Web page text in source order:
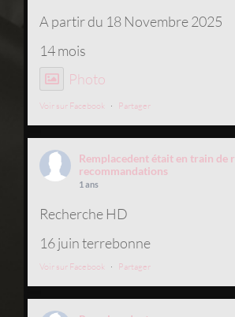
A partir du 18 Novembre 2025
14 mois
Photo
Voir sur Facebook · Partager
Remplacedent était en train de
recommandations
1 ans
Recherche HD
16 juin terrebonne
Voir sur Facebook · Partager